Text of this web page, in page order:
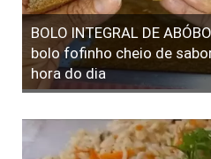
BOLO INTEGRAL DE
bolo fofinho cheio de
hora do dia